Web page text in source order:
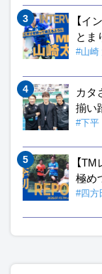
【イ
とま
#山崎
カタ
揃い
#下
【
極め
#四